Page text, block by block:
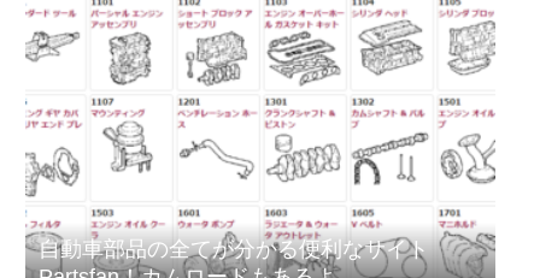
自動車部品の全てが分かる便利なサイト